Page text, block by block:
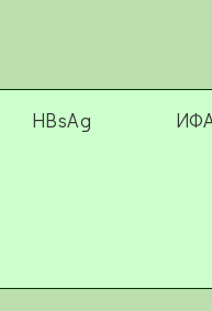
HBsAg